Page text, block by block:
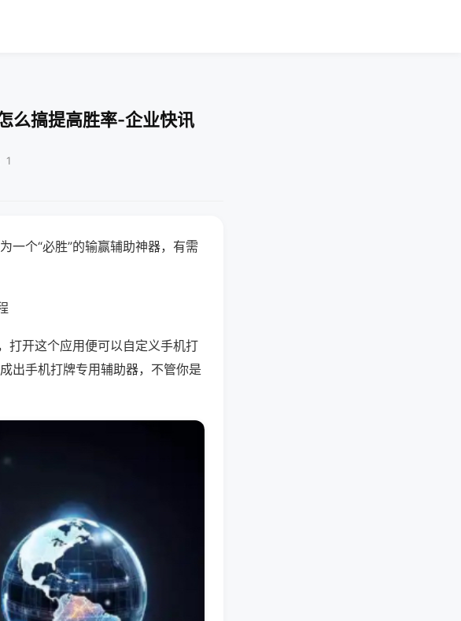
么搞提高胜率-企业快讯
1
一个“必胜”的输赢辅助神器，有需
打开这个应用便可以自定义手机打
出手机打牌专用辅助器，不管你是